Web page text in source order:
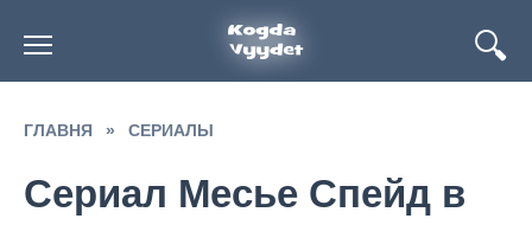
содержанию
ГЛАВНЯ » СЕРИАЛЫ
Сериал Месье Спейд в